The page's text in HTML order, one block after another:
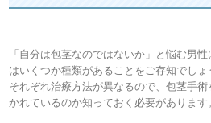
「自分は包茎なのではないか」と悩む男
はいくつか種類があることをご存知でしょ
それぞれ治療方法が異なるので、包茎手
かれているのか知っておく必要があります